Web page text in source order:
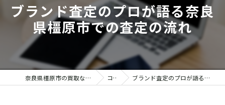
ブランド査定のプロが語る奈良
県橿原市での査定の流れ
奈良県橿原市の買取なら買取大吉 大和八木店 コラム ブランド査定のプロが語る奈良県橿原市での査定の流れ